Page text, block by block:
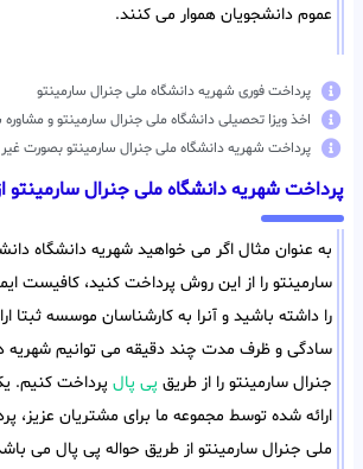
عموم دانشجویان هموار می کنند.
پرداخت فوری شهریه دانشگاه ملی جنرال سارمینتو
اخذ ویزا تحصیلی دانشگاه ملی جنرال سارمینتو و
پرداخت شهریه دانشگاه ملی جنرال سارمینتو بصورت
پرداخت شهریه دانشگاه ملی جنرال سارمینتو
به عنوان مثال اگر می خواهید شهریه دانشگاه
سارمینتو را از این روش پرداخت کنید، کافیست
را داشته باشید و آنرا به کارشناسان موسسه ثبتا
سادگی و ظرف مدت چند دقیقه می توانیم شهریه
جنرال سارمینتو را از طریق پی پال پرداخت کنیم.
ارائه شده توسط مجموعه ما برای مشتریان عزیز،
ملی جنرال سارمینتو از طریق حواله پی پال می